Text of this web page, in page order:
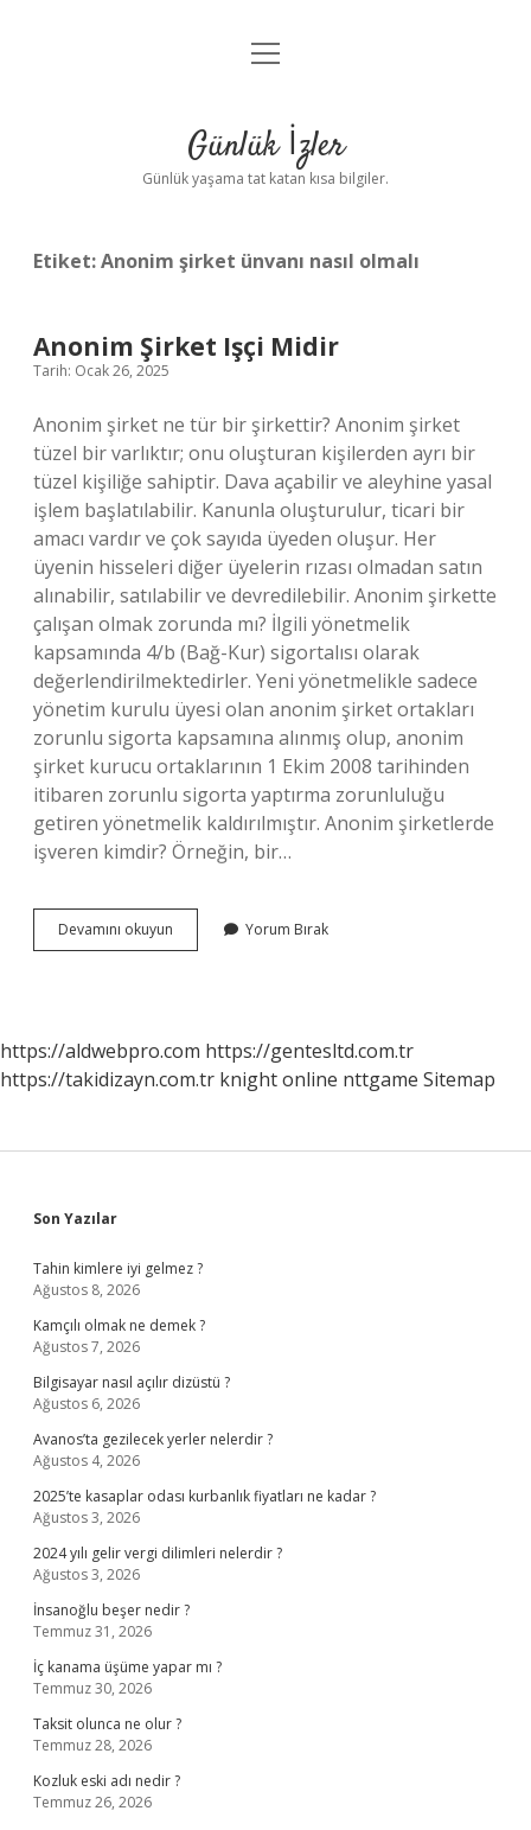
Anasayfa
Yasal Uyarı
menüyü
Günlük İzler
Günlük yaşama tat katan kısa bilgiler.
Etiket:Anonim şirket ünvanı nasıl olmalı
Anonim Şirket Işçi Midir
Tarih: Ocak 26, 2025
Anonim şirket ne tür bir şirkettir? Anonim şirket
tüzel bir varlıktır; onu oluşturan kişilerden ayrı bir
tüzel kişiliğe sahiptir. Dava açabilir ve aleyhine yasal
işlem başlatılabilir. Kanunla oluşturulur, ticari bir
amacı vardır ve çok sayıda üyeden oluşur. Her
üyenin hisseleri diğer üyelerin rızası olmadan satın
alınabilir, satılabilir ve devredilebilir. Anonim şirkette
çalışan olmak zorunda mı? İlgili yönetmelik
kapsamında 4/b (Bağ-Kur) sigortalısı olarak
değerlendirilmektedirler. Yeni yönetmelikle sadece
yönetim kurulu üyesi olan anonim şirket ortakları
zorunlu sigorta kapsamına alınmış olup, anonim
şirket kurucu ortaklarının 1 Ekim 2008 tarihinden
itibaren zorunlu sigorta yaptırma zorunluluğu
getiren yönetmelik kaldırılmıştır. Anonim şirketlerde
işveren kimdir? Örneğin, bir…
Devamını okuyun
Şirket
Yorum Bırak
https://aldwebpro.com https://gentesltd.com.tr
https://takidizayn.com.tr knight online nttgame Sitemap
Sidebar
Son Yazılar
Tahin kimlere iyi gelmez ?
Ağustos 8, 2026
Kamçılı olmak ne demek ?
Ağustos 7, 2026
Bilgisayar nasıl açılır dizüstü ?
Ağustos 6, 2026
Avanos’ta gezilecek yerler nelerdir ?
Ağustos 4, 2026
2025’te kasaplar odası kurbanlık fiyatları ne kadar ?
Ağustos 3, 2026
2024 yılı gelir vergi dilimleri nelerdir ?
Ağustos 3, 2026
İnsanoğlu beşer nedir ?
Temmuz 31, 2026
İç kanama üşüme yapar mı ?
Temmuz 30, 2026
Taksit olunca ne olur ?
Temmuz 28, 2026
Kozluk eski adı nedir ?
Temmuz 26, 2026